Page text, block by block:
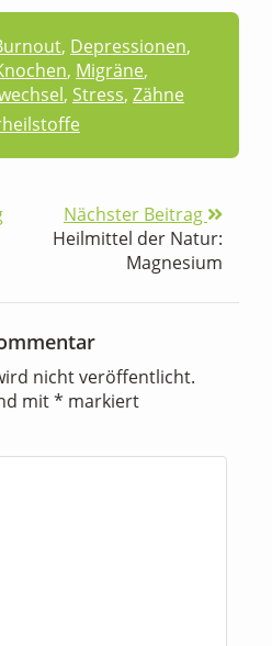
, Depressionen,
, Migräne,
, Stress, Zähne
Nächster Beitrag
Heilmittel der Natur:
Magnesium
nicht veröffentlicht.
mit* markiert